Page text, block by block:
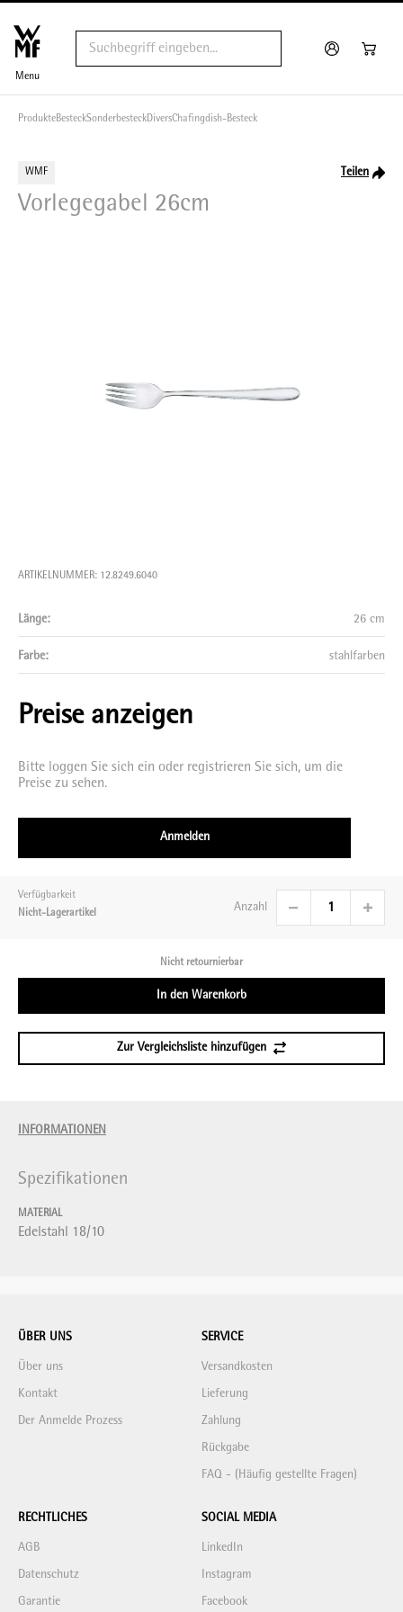
Menu
ProdukteBesteckSonderbesteckDiversChafingdish-Besteck
WMF Teilen
Vorlegegabel 26cm
ARTIKELNUMMER: 12.8249.6040
Länge: 26 cm
Farbe: stahlfarben
Preise anzeigen
Bitte loggen Sie sich ein oder registrieren Sie sich, um die
Preise zu sehen.
Anmelden
Verfügbarkeit
Nicht-Lagerartikel
Anzahl
Nicht retournierbar
In den Warenkorb
Zur Vergleichsliste hinzufügen
INFORMATIONEN
Spezifikationen
MATERIAL
Edelstahl 18/10
ÜBER UNS
Über uns
Kontakt
Der Anmelde Prozess
SERVICE
Versandkosten
Lieferung
Zahlung
Rückgabe
FAQ - (Häufig gestellte Fragen)
RECHTLICHES
AGB
Datenschutz
Garantie
SOCIAL MEDIA
LinkedIn
Instagram
Facebook